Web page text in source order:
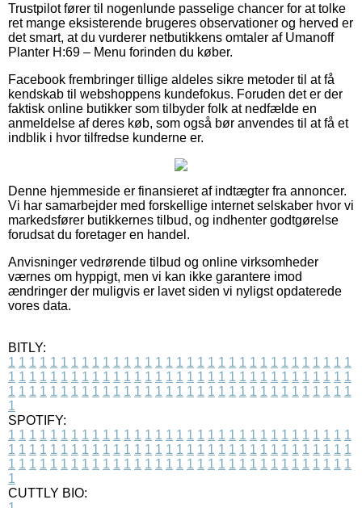
Trustpilot fører til nogenlunde passelige chancer for at tolke
ret mange eksisterende brugeres observationer og herved er
det smart, at du vurderer netbutikkens omtaler af Umanoff
Planter H:69 – Menu forinden du køber.
Facebook frembringer tillige aldeles sikre metoder til at få
kendskab til webshoppens kundefokus. Foruden det er der
faktisk online butikker som tilbyder folk at nedfælde en
anmeldelse af deres køb, som også bør anvendes til at få et
indblik i hvor tilfredse kunderne er.
Denne hjemmeside er finansieret af indtægter fra annoncer.
Vi har samarbejder med forskellige internet selskaber hvor vi
markedsfører butikkernes tilbud, og indhenter godtgørelse
forudsat du foretager en handel.
Anvisninger vedrørende tilbud og online virksomheder
værnes om hyppigt, men vi kan ikke garantere imod
ændringer der muligvis er lavet siden vi nyligst opdaterede
vores data.
BITLY:
1 1 1 1 1 1 1 1 1 1 1 1 1 1 1 1 1 1 1 1 1 1 1 1 1 1 1 1 1 1 1 1 1
1 1 1 1 1 1 1 1 1 1 1 1 1 1 1 1 1 1 1 1 1 1 1 1 1 1 1 1 1 1 1 1 1
1 1 1 1 1 1 1 1 1 1 1 1 1 1 1 1 1 1 1 1 1 1 1 1 1 1 1 1 1 1 1 1 1
1
SPOTIFY:
1 1 1 1 1 1 1 1 1 1 1 1 1 1 1 1 1 1 1 1 1 1 1 1 1 1 1 1 1 1 1 1 1
1 1 1 1 1 1 1 1 1 1 1 1 1 1 1 1 1 1 1 1 1 1 1 1 1 1 1 1 1 1 1 1 1
1 1 1 1 1 1 1 1 1 1 1 1 1 1 1 1 1 1 1 1 1 1 1 1 1 1 1 1 1 1 1 1 1
1
CUTTLY BIO: